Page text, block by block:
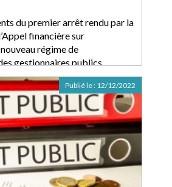
du premier arrêt rendu par la
financière sur
régime de
gestionnaires publics
Publié le : 12/12/2022